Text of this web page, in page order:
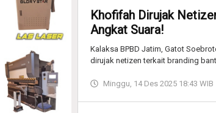
Khofifah Dirujak
Angkat Suara!
Kalaksa BPBD Jatim, Gatot
dirujak netizen terkait branding
Minggu, 14 Des 2025 18:43 WIB